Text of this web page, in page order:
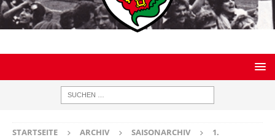
STARTSEITE ARCHIV SAISONARCHIV
1.